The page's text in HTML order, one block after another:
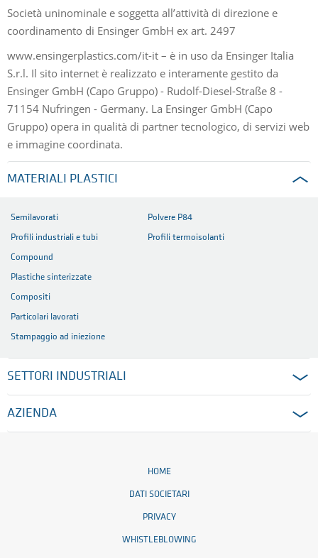
Società uninominale e soggetta all’attività di direzione e
coordinamento di Ensinger GmbH ex art. 2497
www.ensingerplastics.com/it-it – è in uso da Ensinger Italia
S.r.l. Il sito internet è realizzato e interamente gestito da
Ensinger GmbH (Capo Gruppo) - Rudolf-Diesel-Straße 8 -
71154 Nufringen - Germany. La Ensinger GmbH (Capo
Gruppo) opera in qualità di partner tecnologico, di servizi web
e immagine coordinata.
MATERIALI PLASTICI
Semilavorati
Profili industriali e tubi
Compound
Plastiche sinterizzate
Compositi
Particolari lavorati
Stampaggio ad iniezione
Polvere P84
Profili termoisolanti
SETTORI INDUSTRIALI
AZIENDA
HOME
DATI SOCIETARI
PRIVACY
WHISTLEBLOWING